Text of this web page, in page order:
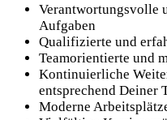
Verantwortungsvolle
Aufgaben
Qualifizierte und
Teamorientierte und
Kontinuierliche
entsprechend Deiner
Moderne